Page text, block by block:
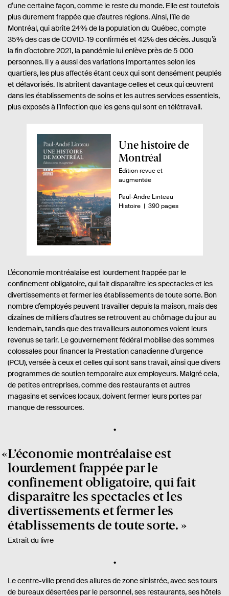
d’une certaine façon, comme le reste du monde. Elle est toutefois
plus durement frappée que d’autres régions. Ainsi, l’île de
Montréal, qui abrite 24% de la population du Québec, compte
35% des cas de COVID-19 confirmés et 42% des décès. Jusqu’à
la fin d’octobre 2021, la pandémie lui enlève près de 5 000
personnes. Il y a aussi des variations importantes selon les
quartiers, les plus affectés étant ceux qui sont densément peuplés
et défavorisés. Ils abritent davantage celles et ceux qui œuvrent
dans les établissements de soins et les autres services essentiels,
plus exposés à l’infection que les gens qui sont en télétravail.
A
p
e
r
ç
u
v
r
e
:
Une histoire de
Montréal
Édition revue et
augmentée
A
u
.
Paul-André Linteau
n
e
a
g
e
s
Histoire- 390 pages
L’économie montréalaise est lourdement frappée par le
confinement obligatoire, qui fait disparaître les spectacles et les
divertissements et fermer les établissements de toute sorte. Bon
nombre d’employés peuvent travailler depuis la maison, mais des
dizaines de milliers d’autres se retrouvent au chômage du jour au
lendemain, tandis que des travailleurs autonomes voient leurs
revenus se tarir. Le gouvernement fédéral mobilise des sommes
colossales pour financer la Prestation canadienne d’urgence
(PCU), versée à ceux et celles qui sont sans travail, ainsi que divers
programmes de soutien temporaire aux employeurs. Malgré cela,
de petites entreprises, comme des restaurants et autres
magasins et services locaux, doivent fermer leurs portes par
manque de ressources.
L’économie montréalaise est
lourdement frappée par le
confinement obligatoire, qui fait
disparaître les spectacles et les
divertissements et fermer les
établissements de toute sorte.
Extrait du livre
Le centre-ville prend des allures de zone sinistrée, avec ses tours
de bureaux désertées par le personnel, ses restaurants, ses hôtels